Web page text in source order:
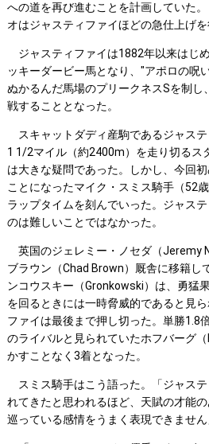
への道を再び進むことを計画していた
オはジャスティファイほどの急仕上げを
ジャスティファイは1882年以来はじ
ッキーダービー馬となり、"アポロの呪
ぬかるんだ馬場のプリークネスSを制し
戦することとなった。
スキャットダディ産駒であるジャス
1 1/2マイル（約2400m）を走り切るス
は大きな疑問であった。しかし、今回
ことになったマイク・スミス騎手（52
ラップタイムを刻んでいった。ジャス
のは難しいことではなかった。
英国のジェレミー・ノセダ（Jeremy
ブラウン（Chad Brown）厩舎に移籍し
ンコウスキー（Gronkowski）は、勇猛
を回るときには一時脅威的であると見
ファイは最後まで押し切った。単勝1.8
のライバルと見られていたホフバーグ
かすことなく3着となった。
スミス騎手はこう語った。「ジャス
れてきたと思われるほど、天賦の才能
巡っている感情をうまく表現できません